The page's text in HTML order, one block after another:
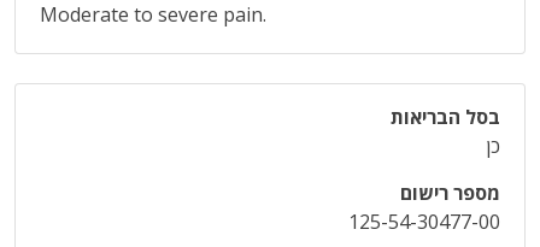
Moderate to severe pain.
בסל הבריאות
כן
מספר רישום
125-54-30477-00